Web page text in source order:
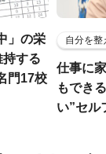
」の栄
する
門17校
自分を整
仕事に
もでき
い”セル